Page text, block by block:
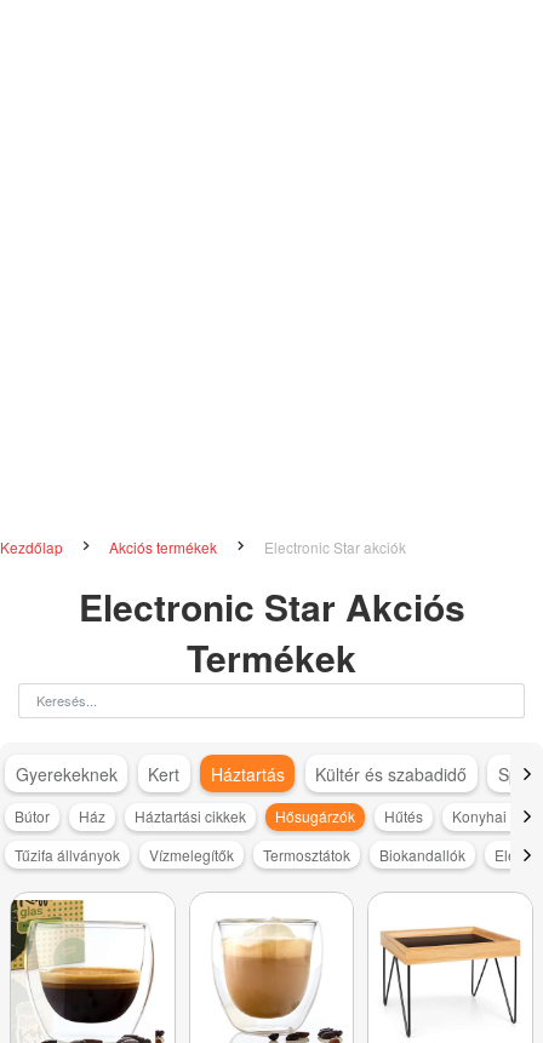
Kezdőlap Akciós termékek Electronic Star akciók
Electronic Star Akciós
Termékek
Gyerekeknek Kert Háztartás Kültér és szabadidő
Bútor Ház Háztartási cikkek Hősugárzók Hűtés
Konyhai
Tűzifa állványok
Vízmelegítők Termosztátok Biokandallók